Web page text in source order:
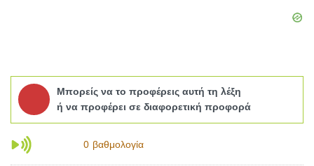
Μπορείς να το προφέρεις αυτή τη λέξη
ή να προφέρει σε διαφορετική προφορά
0 βαθμολογία